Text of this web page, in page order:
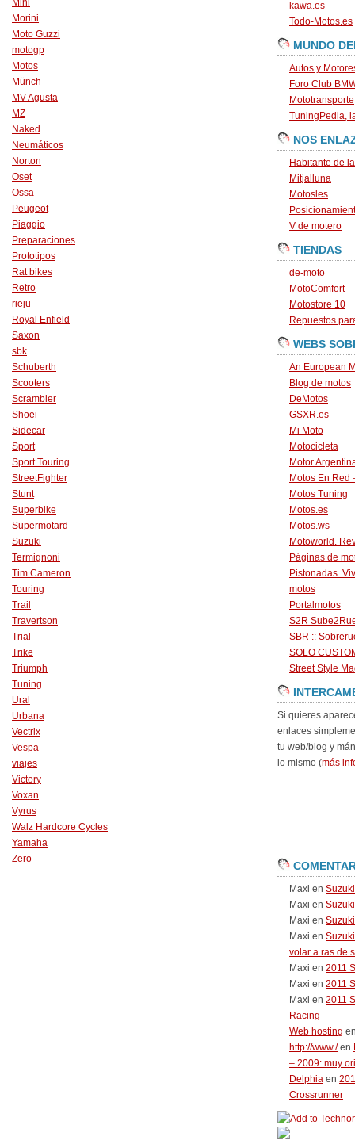
Mini
Morini
Moto Guzzi
motogp
Motos
Münch
MV Agusta
MZ
Naked
Neumáticos
Norton
Oset
Ossa
Peugeot
Piaggio
Preparaciones
Prototipos
Rat bikes
Retro
rieju
Royal Enfield
Saxon
sbk
Schuberth
Scooters
Scrambler
Shoei
Sidecar
Sport
Sport Touring
StreetFighter
Stunt
Superbike
Supermotard
Suzuki
Termignoni
Tim Cameron
Touring
Trail
Travertson
Trial
Trike
Triumph
Tuning
Ural
Urbana
Vectrix
Vespa
viajes
Victory
Voxan
Vyrus
Walz Hardcore Cycles
Yamaha
Zero
kawa.es
Todo-Motos.es
MUNDO
Autos y
Foro Club
Mototransporte
TuningPedia,
NOS
Habitante de
Mitjalluna
Motosles
V de motero
TIENDAS
de-moto
MotoComfort
Motostore 10
Repuestos
WEBS
An European
Blog de motos
DeMotos
GSXR.es
Mi Moto
Motocicleta
Motor
Motos En Red
Motos Tuning
Motos.es
Motos.ws
Motoworld.
Páginas de
Pistonadas.
motos
Portalmotos
S2R
SBR ::
SOLO
Street Style
Si quieres
enlaces
tu web/blog y
lo mismo (más
Maxi en
Maxi en
Maxi en
Maxi en
volar a ras de
Maxi en 2011
Maxi en 2011
Maxi en 2011
Racing
Web hosting
http://www./en
– 2009: muy
Delphia en
Crossrunner